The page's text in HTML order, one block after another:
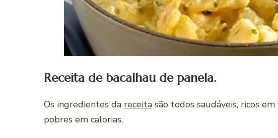
Receita de bacalhau de panela.
Os ingredientes da receita são todos saudáveis, ricos
pobres em calorias.